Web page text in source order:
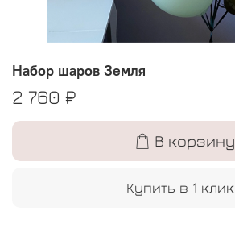
Набор шаров Земля
2 760 ₽
В корзину
Купить в 1 клик